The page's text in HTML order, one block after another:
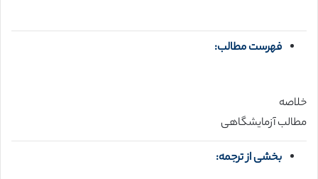
فهرست مطالب:
خلاصه
مطالب آزمایشگاهی
بخشی از ترجمه: